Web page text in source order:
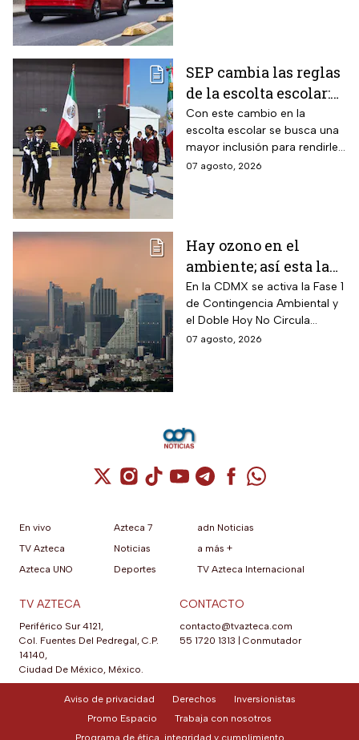
SEP cambia las reglas
de la escolta escolar:
¿cómo se elegirá a los
alumnos a partir de
ahora?
Con este cambio en la
escolta escolar se busca una
mayor inclusión para rendirle
honores a la bandera
07 agosto, 2026
Hay ozono en el
ambiente; así esta la
calidad del aire en
CDMX hoy
En la CDMX se activa la Fase 1
de Contingencia Ambiental y
el Doble Hoy No Circula
cuando hay altos índices de
07 agosto, 2026
Cuenta de X / Twitter (se abre en una
Cuenta de Instagram (se abre en una
Cuenta de TikTok (se abre en
Cuenta de YouTube (se abre
Cuenta de Telegram (se
Cuenta de
Cuenta de
En vivo
TV Azteca
Azteca UNO
Azteca 7
Noticias
Deportes
adn Noticias
a más +
TV Azteca Internacional
TV AZTECA
Periférico Sur 4121,
Col. Fuentes Del Pedregal, C.P.
14140,
Ciudad De México, México.
CONTACTO
contacto@tvazteca.com
55 1720 1313
Conmutador
Aviso de privacidad Derechos
Inversionistas
Promo Espacio
Trabaja con nosotros
Programa de ética, integridad y cumplimiento